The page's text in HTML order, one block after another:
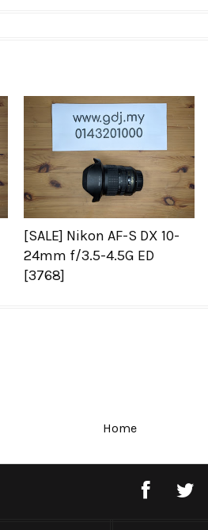
[SALE] Nikon AF-S DX 10-
24mm f/3.5-4.5G ED
[3768]
Home